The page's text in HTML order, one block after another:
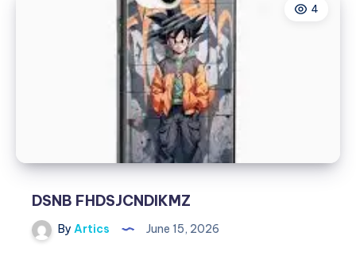
Every
Android
User
Should
Prioritize
Online
Privacy
4
DSNB FHDSJCNDIKMZ
By Artics June 15, 2026